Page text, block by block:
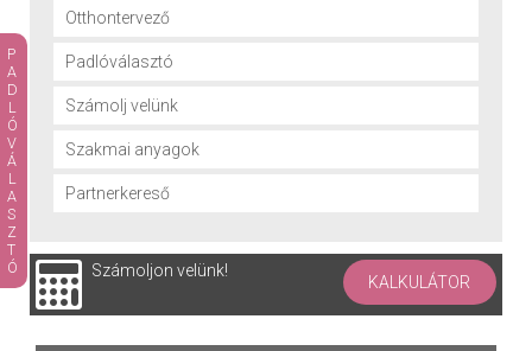
Otthontervező
Padlóválasztó
Számolj velünk
Szakmai anyagok
Partnerkereső
Számoljon velünk!
KALKULÁTOR
PADLÓVÁLASZTÓ